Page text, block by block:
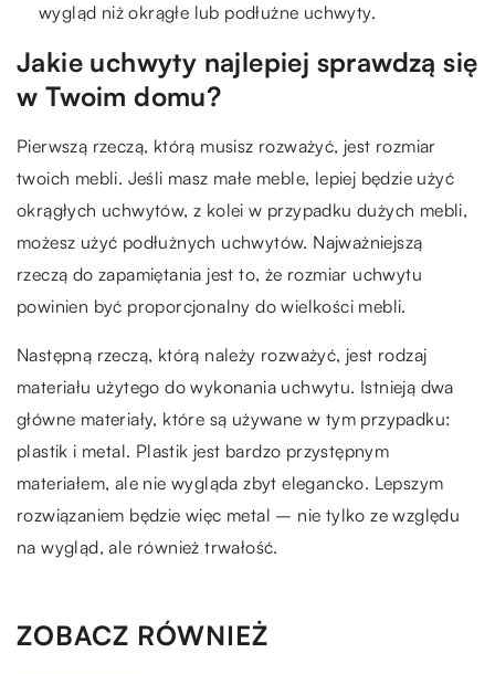
wygląd niż okrągłe lub podłużne uchwyty.
Jakie uchwyty najlepiej sprawdzą się
w Twoim domu?
Pierwszą rzeczą, którą musisz rozważyć, jest rozmiar
twoich mebli. Jeśli masz małe meble, lepiej będzie użyć
okrągłych uchwytów, z kolei w przypadku dużych mebli,
możesz użyć podłużnych uchwytów. Najważniejszą
rzeczą do zapamiętania jest to, że rozmiar uchwytu
powinien być proporcjonalny do wielkości mebli.
Następną rzeczą, którą należy rozważyć, jest rodzaj
materiału użytego do wykonania uchwytu. Istnieją dwa
główne materiały, które są używane w tym przypadku:
plastik i metal. Plastik jest bardzo przystępnym
materiałem, ale nie wygląda zbyt elegancko. Lepszym
rozwiązaniem będzie więc metal – nie tylko ze względu
na wygląd, ale również trwałość.
ZOBACZ RÓWNIEŻ